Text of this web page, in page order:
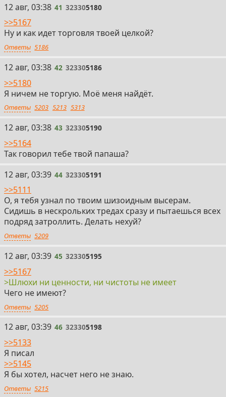
41
12 авг, 03:38 41 323305180
>>5167
Ну и как идет торговля твоей целкой?
Ответы 5186
42
12 авг, 03:38 42 323305186
>>5180
Я ничем не торгую. Моё меня найдёт.
Ответы 5203 5213 5313
43
12 авг, 03:38 43 323305190
>>5164
Так говорил тебе твой папаша?
44
12 авг, 03:39 44 323305191
>>5111
О, я тебя узнал по твоим шизоидным высерам.
Сидишь в нескрольких тредах сразу и пытаешься всех
подряд затроллить. Делать нехуй?
Ответы 5209
45
12 авг, 03:39 45 323305195
>>5167
>Шлюхи ни ценности, ни чистоты не имеет
Чего не имеют?
Ответы 5205
46
12 авг, 03:39 46 323305198
>>5133
Я писал
>>5145
Я бы хотел, насчет него не знаю.
Ответы 5215